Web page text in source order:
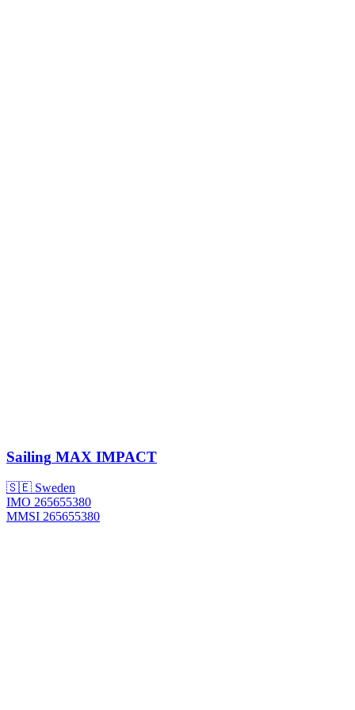
Sailing MAX IMPACT
🇸🇪 Sweden
IMO 265655380
MMSI 265655380